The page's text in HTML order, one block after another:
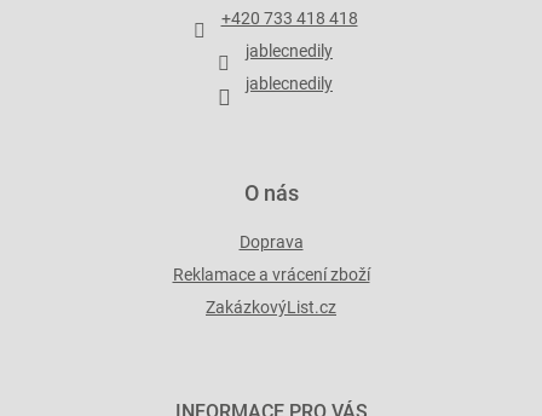
+420 733 418 418
jablecnedily
jablecnedily
O nás
Doprava
Reklamace a vrácení zboží
ZakázkovýList.cz